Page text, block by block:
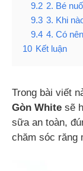
9.2 2. Bé
9.3 3. Khi
9.4 4. Có
10 Kết luận
Trong bài viết
Gòn White sẽ
sữa an toàn,
chăm sóc răng